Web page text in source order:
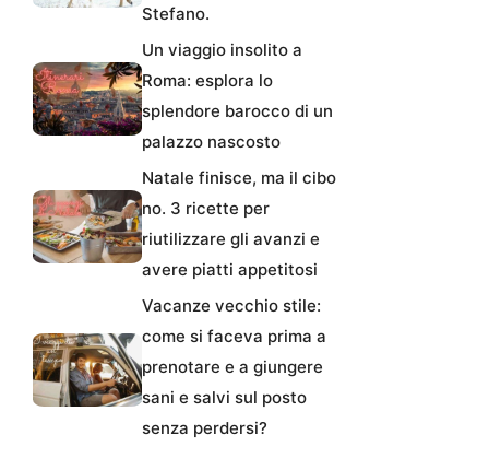
Stefano.
Un viaggio insolito a
Roma: esplora lo
splendore barocco di un
palazzo nascosto
Natale finisce, ma il cibo
no. 3 ricette per
riutilizzare gli avanzi e
avere piatti appetitosi
Vacanze vecchio stile:
come si faceva prima a
prenotare e a giungere
sani e salvi sul posto
senza perdersi?